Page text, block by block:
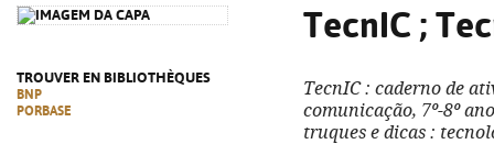
TROUVER EN BIBLIOTHÈQUES
BNP
PORBASE
TecnIC ;
TecnIC: caderno de
comunicação, 7º-8º
truques e dicas :